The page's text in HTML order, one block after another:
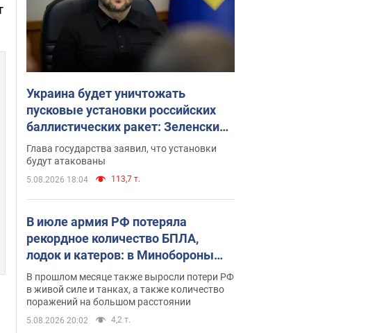
Украина будет уничтожать
пусковые установки российских
баллистических ракет: Зеленский
провел заседание СНБО
Глава государства заявил, что установки
будут атакованы
5.08.2026 18:04 113,7 т.
В июле армия РФ потеряла
рекордное количество БПЛА,
лодок и катеров: в Минобороны
обнародовали статистику
В прошлом месяце также выросли потери РФ
в живой силе и танках, а также количество
поражений на большом расстоянии
5.08.2026 20:02 4,2 т.